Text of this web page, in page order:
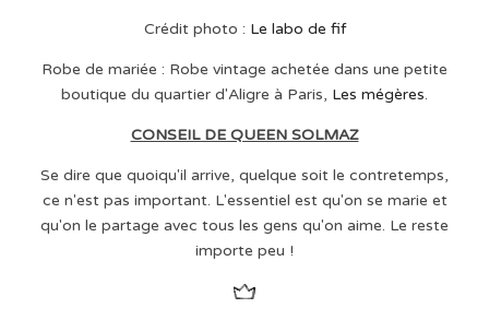
Crédit photo : Le labo de fif
Robe de mariée : Robe vintage achetée dans une petite
boutique du quartier d'Aligre à Paris, Les mégères.
CONSEIL DE QUEEN SOLMAZ
Se dire que quoiqu'il arrive, quelque soit le contretemps,
ce n'est pas important. L'essentiel est qu'on se marie et
qu'on le partage avec tous les gens qu'on aime. Le reste
importe peu !